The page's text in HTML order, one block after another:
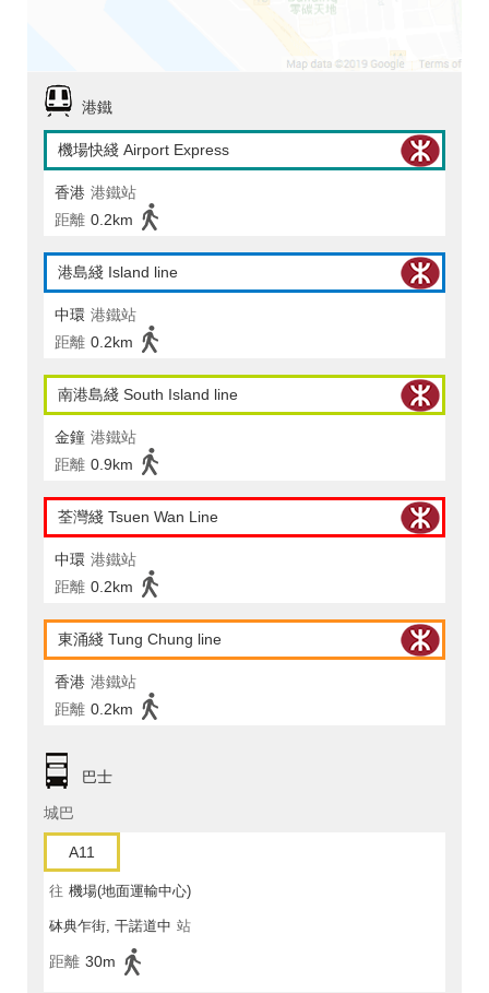
港鐵
機場快綫 Airport Express
香港 港鐵站
距離 0.2km
港島綫 Island line
中環 港鐵站
距離 0.2km
南港島綫 South Island line
金鐘 港鐵站
距離 0.9km
荃灣綫 Tsuen Wan Line
中環 港鐵站
距離 0.2km
東涌綫 Tung Chung line
香港 港鐵站
距離 0.2km
巴士
城巴
A11
往 機場(地面運輸中心)
砵典乍街, 干諾道中 站
距離 30m